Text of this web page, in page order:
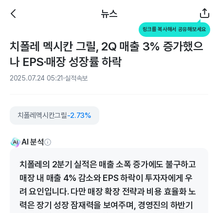
뉴스
링크를 복사해서 공유해보세요
치폴레 멕시칸 그릴, 2Q 매출 3% 증가했으
나 EPS·매장 성장률 하락
2025.07.24 05:21 실적속보
치폴레멕시칸그릴-2.73%
AI 분석
치폴레의 2분기 실적은 매출 소폭 증가에도 불구하고
매장 내 매출 4% 감소와 EPS 하락이 투자자에게 우
려 요인입니다. 다만 매장 확장 전략과 비용 효율화 노
력은 장기 성장 잠재력을 보여주며, 경영진의 하반기